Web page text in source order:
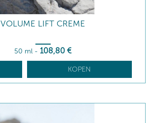
VOLUME LIFT CREME
50 ml - 108,80 €
KOPEN